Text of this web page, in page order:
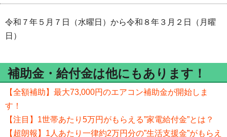
令和７年５月７日（水曜日）から令和８年３月２日（月曜
日）
補助金・給付金は他にもあります！
【全額補助】最大73,000円のエアコン補助金が開始しま
す！
【注目】1世帯あたり5万円がもらえる”家電給付金”とは？
【超朗報】1人あたり一律約2万円分の”生活支援金”がもらえ